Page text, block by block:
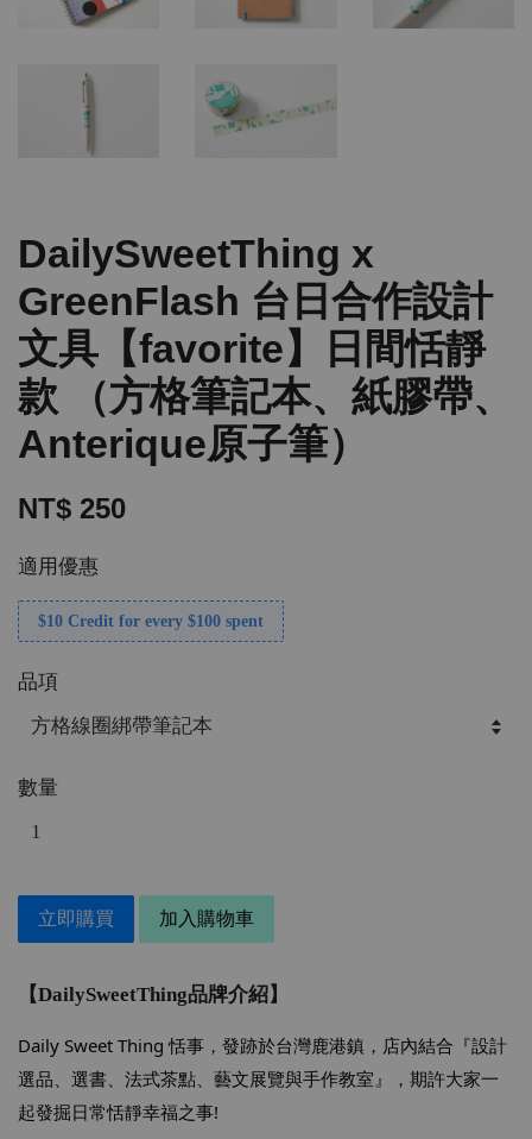
DailySweetThing x
GreenFlash 台日合作設計
文具【favorite】日間恬靜
款 （方格筆記本、紙膠帶、
Anterique原子筆）
NT$ 250
適用優惠
$10 Credit for every $100 spent
品項
數量
立即購買 加入購物車
【DailySweetThing品牌介紹】
Daily Sweet Thing 恬事，發跡於台灣鹿港鎮， 店內結合『設計
選品、選書、法式茶點、藝文展覽與手作教室』，期許大家一
起發掘日常恬靜幸福之事!